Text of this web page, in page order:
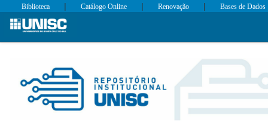
Skip
Biblioteca | Catálogo Online | Renovação | Bases de Dados